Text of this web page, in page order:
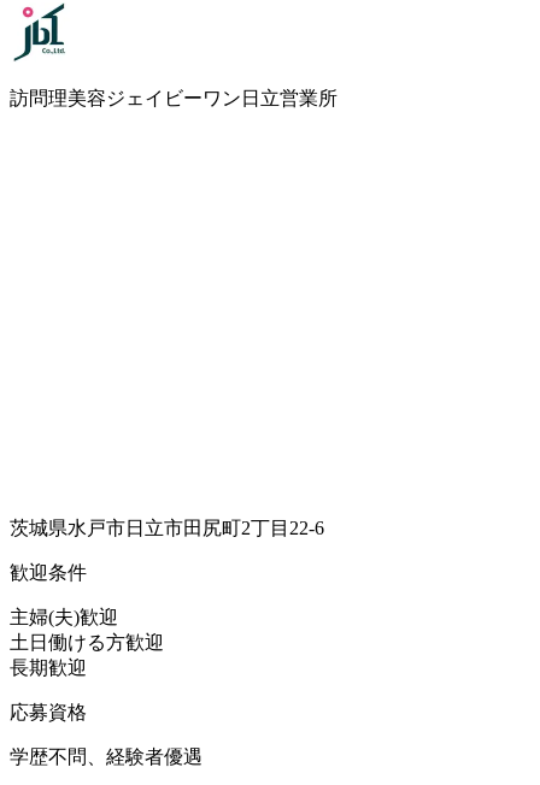
訪問理美容ジェイビーワン日立営業所
茨城県水戸市日立市田尻町2丁目22-6
歓迎条件
主婦(夫)歓迎
土日働ける方歓迎
長期歓迎
応募資格
学歴不問、経験者優遇